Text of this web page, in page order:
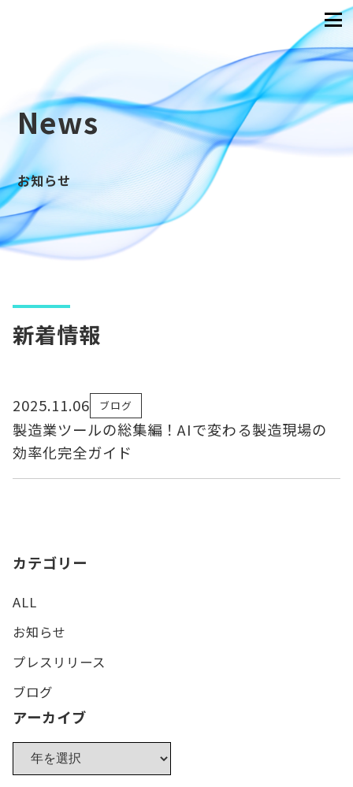
News
お知らせ
新着情報
2025.11.06 ブログ
製造業ツールの総集編！AIで変わる製造現場の
効率化完全ガイド
カテゴリー
ALL
お知らせ
プレスリリース
ブログ
アーカイブ